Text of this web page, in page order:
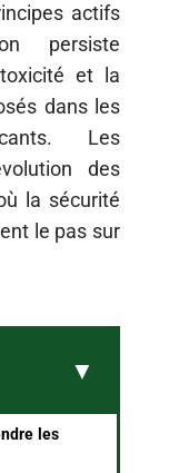
actifs
persiste
et la
dans les
Les
des
la sécurité
le pas sur
les